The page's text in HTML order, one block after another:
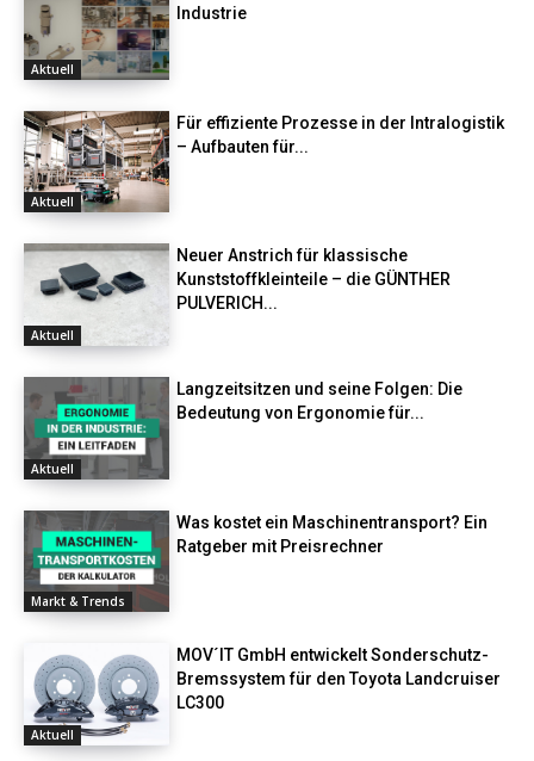
Aktuell
Industrie
Aktuell
Für effiziente Prozesse in der Intralogistik
– Aufbauten für...
Aktuell
Neuer Anstrich für klassische
Kunststoffkleinteile – die GÜNTHER
PULVERICH...
Aktuell
Langzeitsitzen und seine Folgen: Die
Bedeutung von Ergonomie für...
Markt & Trends
Was kostet ein Maschinentransport? Ein
Ratgeber mit Preisrechner
Aktuell
MOV´IT GmbH entwickelt Sonderschutz-
Bremssystem für den Toyota Landcruiser
LC300